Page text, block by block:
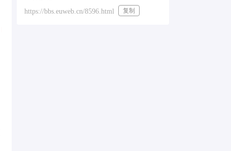
https://bbs.euweb.cn/8596.html 复制